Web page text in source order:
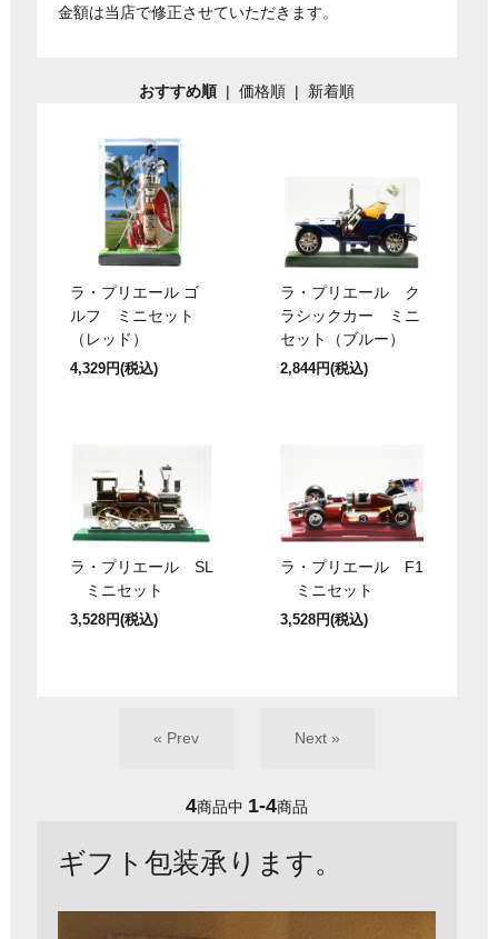
金額は当店で修正させていただきます。
おすすめ順|価格順 | 新着順
ラ・プリエール ゴ
ルフ ミニセット
（レッド）
4,329円(税込)
ラ・プリエール ク
ラシックカー ミニ
セット（ブルー）
2,844円(税込)
ラ・プリエール SL
ミニセット
3,528円(税込)
ラ・プリエール F1
ミニセット
3,528円(税込)
« Prev Next »
4商品中 1-4商品
ギフト包装承ります。